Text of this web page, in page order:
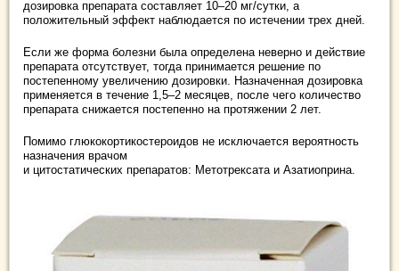
дозировка препарата составляет 10–20 мг/сутки, а
положительный эффект наблюдается по истечении трех дней.
Если же форма болезни была определена неверно и действие
препарата отсутствует, тогда принимается решение по
постепенному увеличению дозировки. Назначенная дозировка
применяется в течение 1,5–2 месяцев, после чего количество
препарата снижается постепенно на протяжении 2 лет.
Помимо глюкокортикостероидов не исключается вероятность
назначения врачом
и цитостатических препаратов: Метотрексата и Азатиоприна.